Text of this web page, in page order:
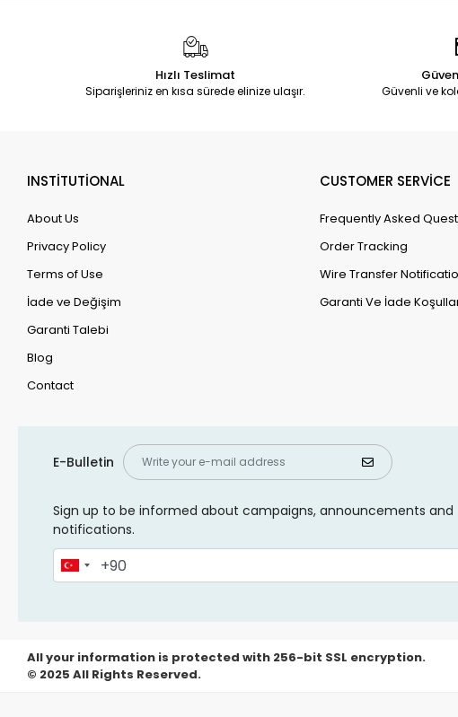
Hızlı Teslimat
Siparişleriniz en kısa sürede elinize ulaşır. Güvenli ve
INSTİTUTİONAL
About Us
Privacy Policy
Terms of Use
İade ve Değişim
Garanti Talebi
Blog
Contact
CUSTOMER SERVİCE
Frequently Asked
Order Tracking
Wire Transfer
Garanti Ve İade
E-Bulletin
Sign up to be informed about campaigns, announcements and
notifications.
All your information is protected with 256-bit SSL encryption.
© 2025 All Rights Reserved.